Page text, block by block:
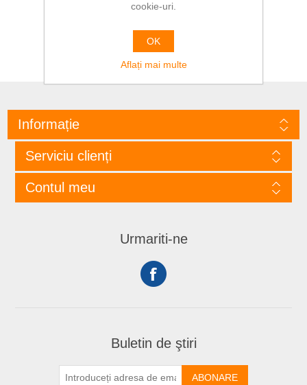
Informație
Serviciu clienți
Contul meu
Urmariti-ne
Buletin de ştiri
ABONARE
cookie-uri.
OK
Aflați mai multe